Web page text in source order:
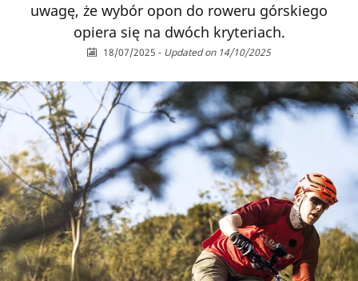
uwagę, że wybór opon do roweru górskiego
opiera się na dwóch kryteriach.
18/07/2025 - Updated on 14/10/2025